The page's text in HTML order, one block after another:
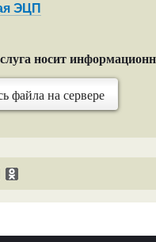
ЭЦП
носит
файла на сервере